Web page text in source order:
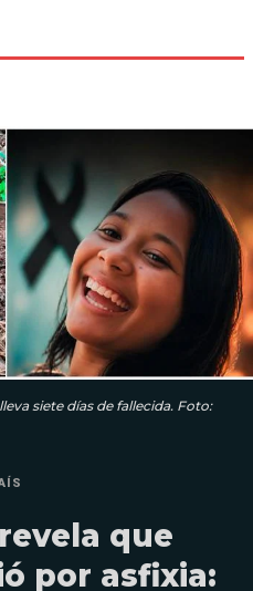
siete días de fallecida. Foto:
que
por asfixia: